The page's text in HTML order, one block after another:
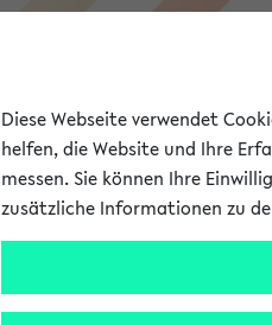
University
Diese Webseite verwendet
helfen, die Website und Ihre
messen. Sie können Ihre
zusätzliche Informationen zu